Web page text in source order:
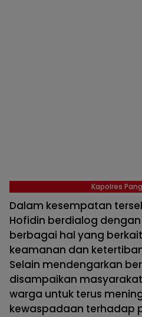
Kapolres
Dalam kesempatan
Hofidin berdialog
berbagai hal yang
keamanan dan
Selain mendengarkan
disampaikan
warga untuk terus
kewaspadaan terhadap